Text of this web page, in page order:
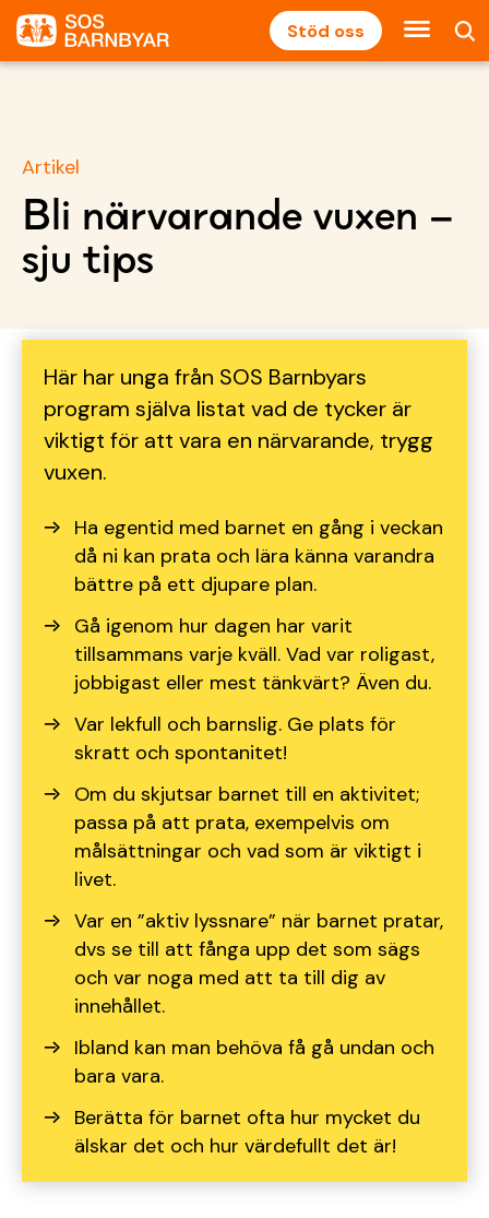
Stöd oss
Artikel
Bli närvarande vuxen –
sju tips
Här har unga från SOS Barnbyars
program själva listat vad de tycker är
viktigt för att vara en närvarande, trygg
vuxen.
Ha egentid med barnet en gång i veckan
då ni kan prata och lära känna varandra
bättre på ett djupare plan.
Gå igenom hur dagen har varit
tillsammans varje kväll. Vad var roligast,
jobbigast eller mest tänkvärt? Även du.
Var lekfull och barnslig. Ge plats för
skratt och spontanitet!
Om du skjutsar barnet till en aktivitet;
passa på att prata, exempelvis om
målsättningar och vad som är viktigt i
livet.
Var en ”aktiv lyssnare” när barnet pratar,
dvs se till att fånga upp det som sägs
och var noga med att ta till dig av
innehållet.
Ibland kan man behöva få gå undan och
bara vara.
Berätta för barnet ofta hur mycket du
älskar det och hur värdefullt det är!